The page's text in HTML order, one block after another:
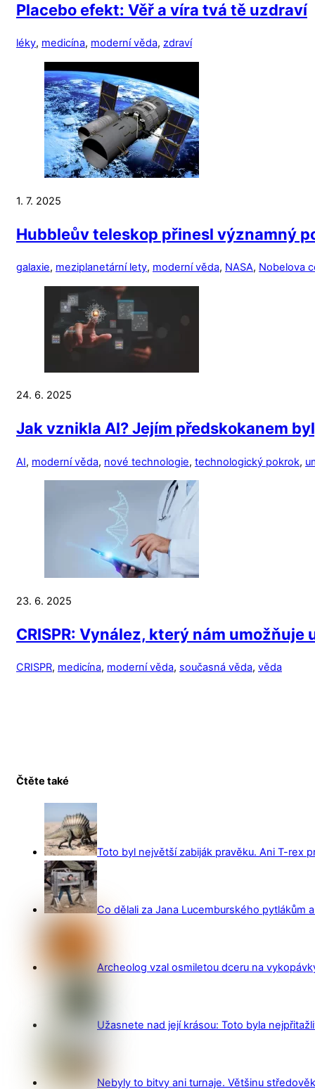
Placebo efekt: Věř a víra tvá tě uzdraví
léky, medicína, moderní věda, zdraví
1. 7. 2025
Hubbleův teleskop přinesl významný
galaxie, meziplanetární lety, moderní věda, NASA, Nobelova
24. 6. 2025
Jak vznikla AI? Jejím předskokanem
AI, moderní věda, nové technologie, technologický pokrok,
23. 6. 2025
CRISPR: Vynález, který nám umožňuje
CRISPR, medicína, moderní věda, současná věda, věda
Čtěte také
Toto byl největší zabiják pravěku. Ani T-rex
Co dělali za Jana Lucemburského pytlákům
Archeolog vzal osmiletou dceru na
Užasnete nad její krásou: Toto byla
Nebyly to bitvy ani turnaje. Většinu